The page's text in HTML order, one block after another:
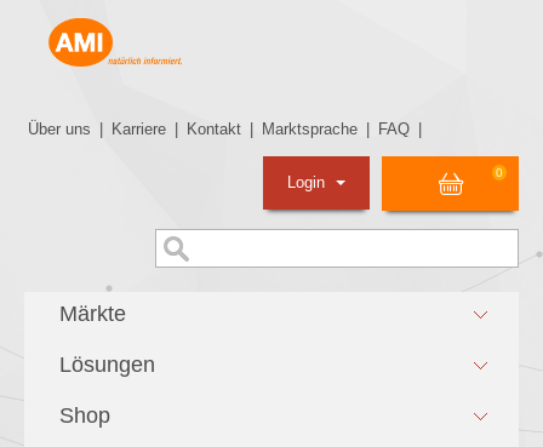
Über uns Karriere Kontakt Marktsprache FAQ
0
Login
Märkte
Lösungen
Shop